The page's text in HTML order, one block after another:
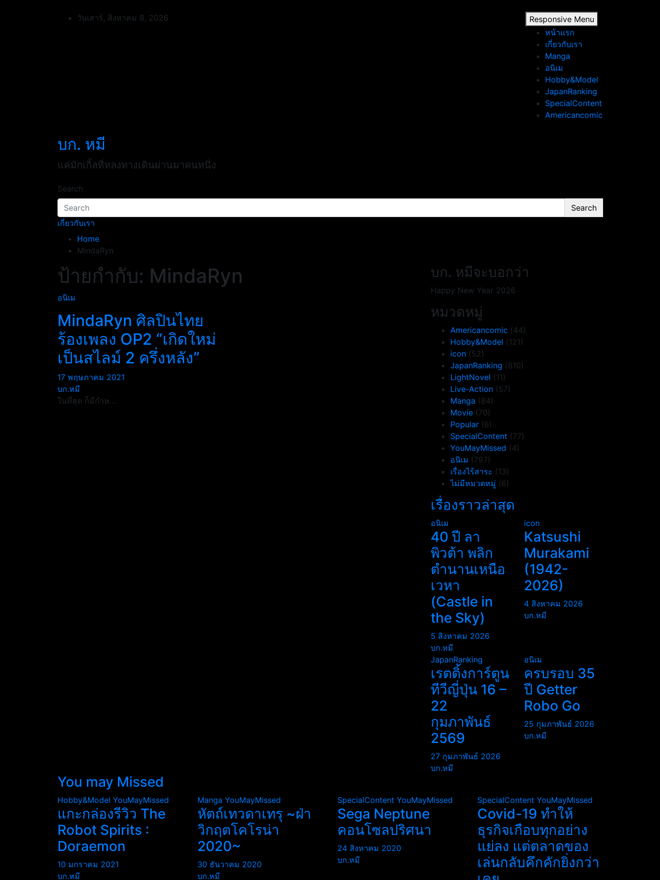
วันเสาร์, สิงหาคม 8, 2026
Responsive Menu
หน้าแรก
เกี่ยวกับเรา
Manga
อนิเม
Hobby&Model
JapanRanking
SpecialContent
Americancomic
บก. หมี
แค่มักเกิ้ลที่หลงทางเดินผ่านมาคนหนึ่ง
Search
Search
เกี่ยวกับเรา
Home
MindaRyn
ป้ายกำกับ: MindaRyn
อนิเม
MindaRyn ศิลปินไทย
ร้องเพลง OP2 “เกิดใหม่
เป็นสไลม์ 2 ครึ่งหลัง”
17 พฤษภาคม 2021
บก.หมี
ในที่สุด ก็มีกำห…
บก. หมีจะบอกว่า
Happy New Year 2026
หมวดหมู่
Americancomic (44)
Hobby&Model (121)
icon (52)
JapanRanking (810)
LightNovel (11)
Live-Action (57)
Manga (84)
Movie (70)
Popular (6)
SpecialContent (77)
YouMayMissed (4)
อนิเม (797)
เรื่องไร้สาระ (13)
ไม่มีหมวดหมู่ (6)
เรื่องราวล่าสุด
อนิเม
40 ปี ลา
พิวต้า พลิก
ตำนานเหนือ
เวหา
(Castle in
the Sky)
5 สิงหาคม 2026
บก.หมี
icon
Katsushi
Murakami
(1942-
2026)
4 สิงหาคม 2026
บก.หมี
JapanRanking
เรตติ้งการ์ตูน
ทีวีญี่ปุ่น 16 –
22
กุมภาพันธ์
2569
27 กุมภาพันธ์ 2026
บก.หมี
อนิเม
ครบรอบ 35
ปี Getter
Robo Go
25 กุมภาพันธ์ 2026
บก.หมี
You may Missed
Hobby&Model YouMayMissed
แกะกล่องรีวิว The
Robot Spirits :
Doraemon
10 มกราคม 2021
บก.หมี
Manga YouMayMissed
หัตถ์เทวดาเทรุ ~ฝ่า
วิกฤตโคโรน่า
2020~
30 ธันวาคม 2020
บก.หมี
SpecialContent YouMayMissed
Sega Neptune
คอนโซลปริศนา
24 สิงหาคม 2020
บก.หมี
SpecialContent YouMayMissed
Covid-19 ทำให้
ธุรกิจเกือบทุกอย่าง
แย่ลง แต่ตลาดของ
เล่นกลับคึกคักยิ่งกว่า